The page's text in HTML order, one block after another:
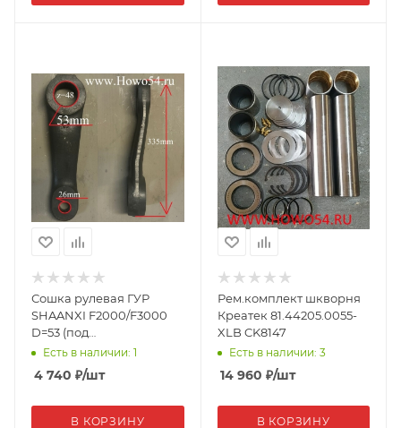
Сошка рулевая ГУР
SHAANXI F2000/F3000
D=53 (под
мал.наконечник) 01411
Есть в наличии: 1
4 740 ₽/шт
В КОРЗИНУ
Рем.комплект шкворня
Креатек 81.44205.0055-
XLB CK8147
Есть в наличии: 3
14 960 ₽/шт
В КОРЗИНУ